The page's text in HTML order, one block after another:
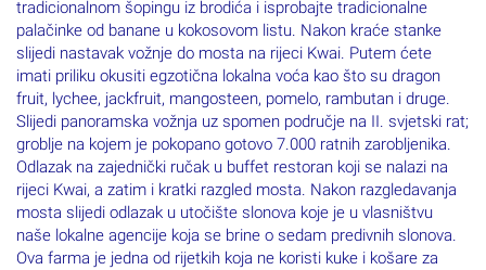
tradicionalnom šopingu iz brodića i isprobajte tradicionalne
palačinke od banane u kokosovom listu. Nakon kraće stanke
slijedi nastavak vožnje do mosta na rijeci Kwai. Putem ćete
imati priliku okusiti egzotična lokalna voća kao što su dragon
fruit, lychee, jackfruit, mangosteen, pomelo, rambutan i druge.
Slijedi panoramska vožnja uz spomen područje na II. svjetski rat;
groblje na kojem je pokopano gotovo 7.000 ratnih zarobljenika.
Odlazak na zajednički ručak u buffet restoran koji se nalazi na
rijeci Kwai, a zatim i kratki razgled mosta. Nakon razgledavanja
mosta slijedi odlazak u utočište slonova koje je u vlasništvu
naše lokalne agencije koja se brine o sedam predivnih slonova.
Ova farma je jedna od rijetkih koja ne koristi kuke i košare za